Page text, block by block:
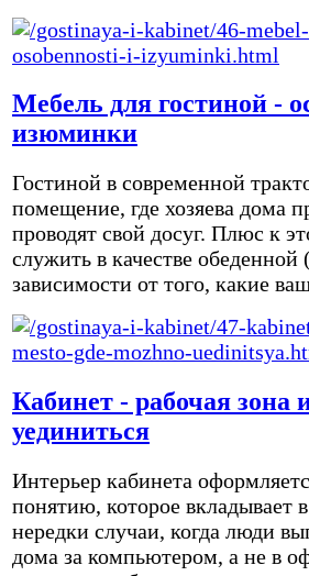
Мебель для гостиной -
изюминки
Гостиной в современной
помещение, где хозяева дома
проводят свой досуг. Плюс к
служить в качестве
зависимости от того, какие
Кабинет - рабочая зона
уединиться
Интерьер кабинета
понятию, которое вкладывает
нередки случаи, когда люди
дома за компьютером, а не в